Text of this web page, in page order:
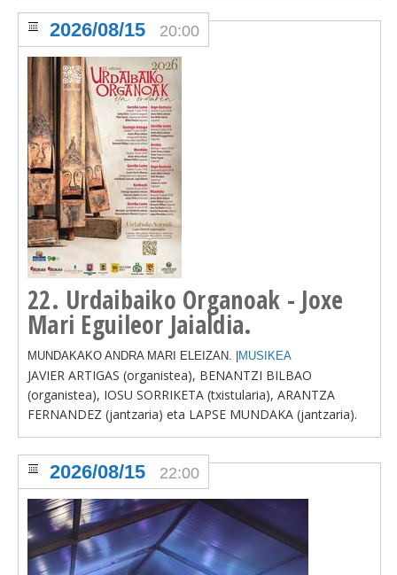
22. Urdaibaiko Organoak - Joxe
Mari Eguileor Jaialdia.
2026/08/15 20:00
MUNDAKAKO ANDRA MARI ELEIZAN. | MUSIKEA
JAVIER ARTIGAS (organistea), BENANTZI BILBAO
(organistea), IOSU SORRIKETA (txistularia), ARANTZA
FERNANDEZ (jantzaria) eta LAPSE MUNDAKA (jantzaria).
2026/08/15 22:00